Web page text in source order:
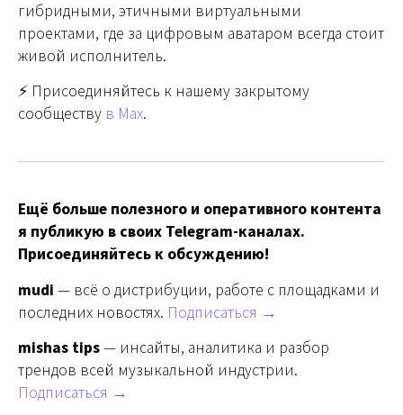
гибридными, этичными виртуальными
проектами, где за цифровым аватаром всегда стоит
живой исполнитель.
⚡️ Присоединяйтесь к нашему закрытому
сообществу в Max.
Ещё больше полезного и оперативного контента
я публикую в своих Telegram-каналах.
Присоединяйтесь к обсуждению!
mudi — всё о дистрибуции, работе с площадками и
последних новостях. Подписаться →
mishas tips— инсайты, аналитика и разбор
трендов всей музыкальной индустрии.
Подписаться →